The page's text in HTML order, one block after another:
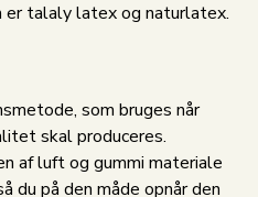
talaly latex og naturlatex.
som bruges når
skal produceres.
af luft og gummi materiale
du på den måde opnår den